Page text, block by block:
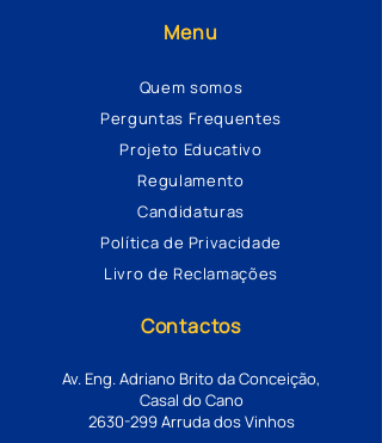
Menu
Quem somos
Perguntas Frequentes
Projeto Educativo
Regulamento
Candidaturas
Política de Privacidade
Livro de Reclamações
Contactos
Av. Eng. Adriano Brito da Conceição,
Casal do Cano
2630-299Arruda dos Vinhos